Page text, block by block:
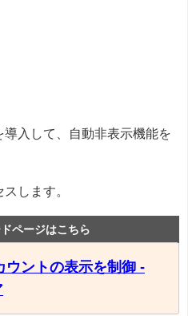
入して、自動非表示機能を
します。
ページはこちら
ントの表示を制御 -